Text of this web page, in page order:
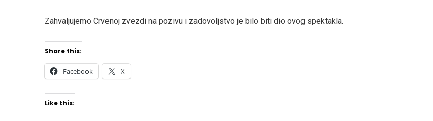
Zahvaljujemo Crvenoj zvezdi na pozivu i zadovoljstvo je bilo biti dio ovog spektakla.
Share this:
Facebook X
Like this: